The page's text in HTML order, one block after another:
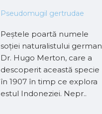
Pseudomugil gertrudae
Peștele poartă numele
soției naturalistului german
Dr. Hugo Merton, care a
descoperit această specie
în 1907 în timp ce explora
estul Indoneziei. Nepr..